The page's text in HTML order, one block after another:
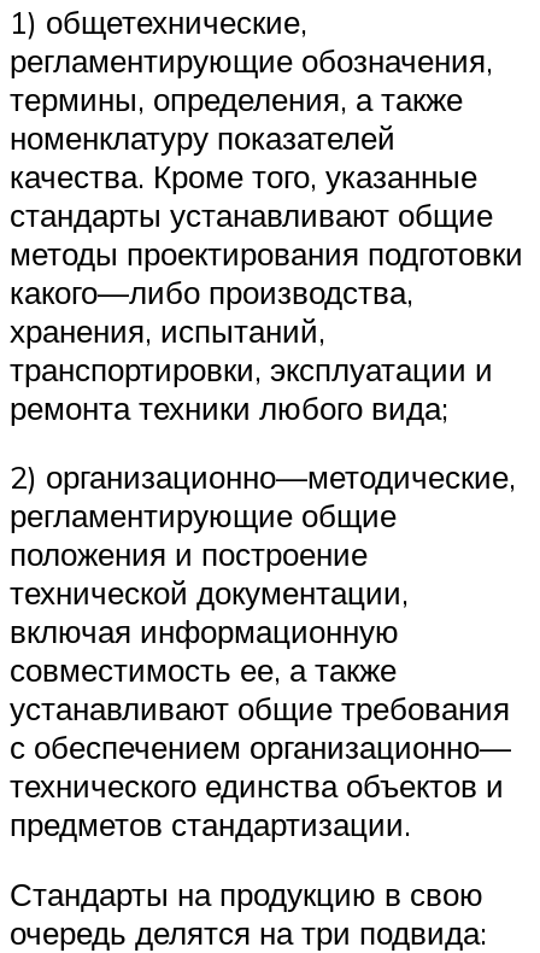
1) общетехнические,
регламентирующие обозначения,
термины, определения, а также
номенклатуру показателей
качества. Кроме того, указанные
стандарты устанавливают общие
методы проектирования подготовки
какого—либо производства,
хранения, испытаний,
транспортировки, эксплуатации и
ремонта техники любого вида;
2) организационно—методические,
регламентирующие общие
положения и построение
технической документации,
включая информационную
совместимость ее, а также
устанавливают общие требования
с обеспечением организационно—
технического единства объектов и
предметов стандартизации.
Стандарты на продукцию в свою
очередь делятся на три подвида: